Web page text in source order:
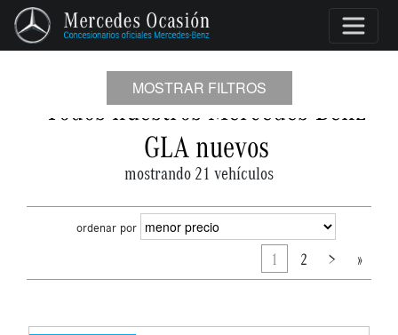
MOSTRAR FILTROS
Todos nuestros Mercedes-Benz
GLA nuevos
mostrando 21 vehículos
ordenar por
1 2 > »